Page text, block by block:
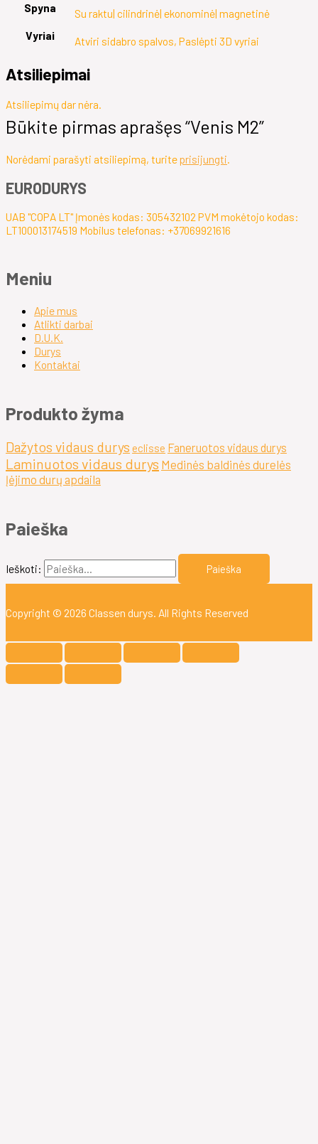
Spyna
Su raktu| cilindrinė| ekonominė| magnetinė
Vyriai
Atviri sidabro spalvos, Paslėpti 3D vyriai
Atsiliepimai
Atsiliepimų dar nėra.
Būkite pirmas aprašęs “Venis M2”
Norėdami parašyti atsiliepimą, turiteprisijungti
EURODURYS
UAB "COPA LT" Įmonės kodas: 305432102 PVM mokėtojo kodas:
LT100013174519 Mobilus telefonas: +37069921616
Meniu
Apie mus
Atlikti darbai
D.U.K.
Durys
Kontaktai
Produkto žyma
Dažytos vidaus durys eclisse Faneruotos vidaus durys
Laminuotos vidaus durys Medinės baldinės durelės
Įėjimo durų apdaila
Paieška
Ieškoti:
Copyright © 2026 Classen durys . All Rights Reserved